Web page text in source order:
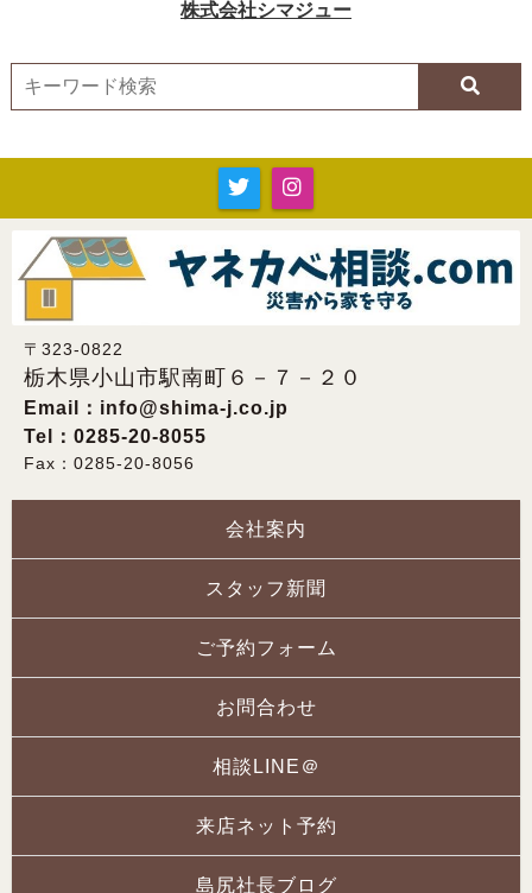
〒323-0822
栃木県小山市駅南町６－７－２０
Email： info@shima-j.co.jp
Tel：0285-20-8055
Fax：0285-20-8056
会社案内
スタッフ新聞
ご予約フォーム
お問合わせ
相談LINE＠
来店ネット予約
島尻社長ブログ